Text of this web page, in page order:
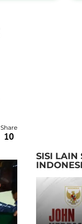
10
SISI LAIN